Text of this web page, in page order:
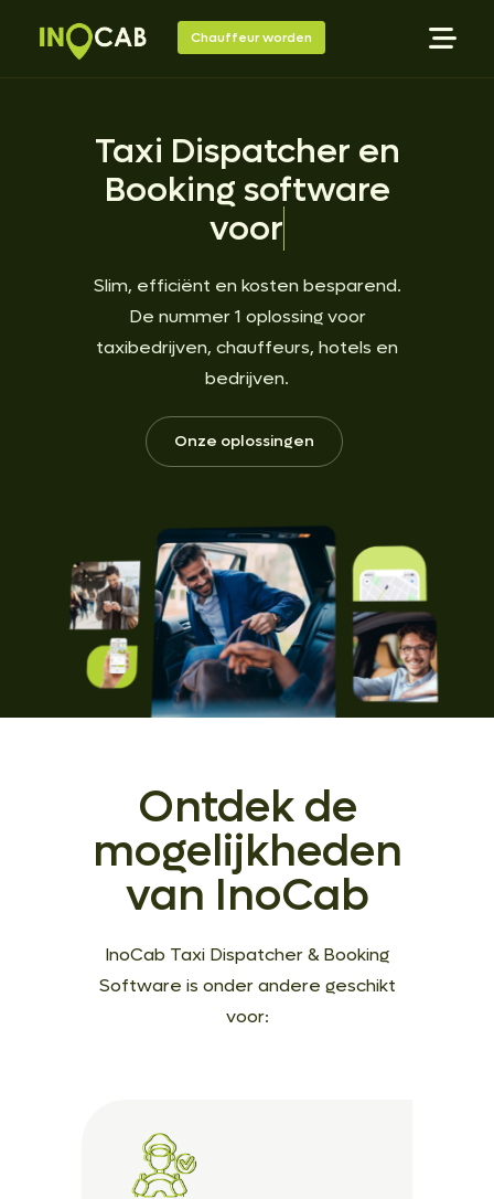
Chauffeur worden
Taxi Dispatcher en
Booking software
voorAgencys
Slim, efficiënt en kosten besparend.
De nummer 1 oplossing voor
taxibedrijven, chauffeurs, hotels en
bedrijven.
Onze oplossingen
Ontdek de
mogelijkheden
van InoCab
InoCab Taxi Dispatcher & Booking
Software is onder andere geschikt
voor: